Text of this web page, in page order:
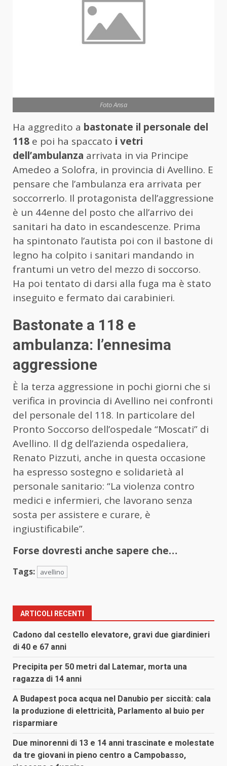
Foto Ansa
Ha aggredito a bastonate il personale del
118 e poi ha spaccato i vetri
dell’ambulanza arrivata in via Principe
Amedeo a Solofra, in provincia di Avellino. E
pensare che l’ambulanza era arrivata per
soccorrerlo. Il protagonista dell’aggressione
è un 44enne del posto che all’arrivo dei
sanitari ha dato in escandescenze. Prima
ha spintonato l’autista poi con il bastone di
legno ha colpito i sanitari mandando in
frantumi un vetro del mezzo di soccorso.
Ha poi tentato di darsi alla fuga ma è stato
inseguito e fermato dai carabinieri.
Bastonate a 118 e
ambulanza: l’ennesima
aggressione
È la terza aggressione in pochi giorni che si
verifica in provincia di Avellino nei confronti
del personale del 118. In particolare del
Pronto Soccorso dell’ospedale “Moscati” di
Avellino. Il dg dell’azienda ospedaliera,
Renato Pizzuti, anche in questa occasione
ha espresso sostegno e solidarietà al
personale sanitario: “La violenza contro
medici e infermieri, che lavorano senza
sosta per assistere e curare, è
ingiustificabile”.
Forse dovresti anche sapere che…
Tags: avellino
ARTICOLI RECENTI
Cadono dal cestello elevatore, gravi due giardinieri
di 40 e 67 anni
Precipita per 50 metri dal Latemar, morta una
ragazza di 14 anni
A Budapest poca acqua nel Danubio per siccità: cala
la produzione di elettricità, Parlamento al buio per
risparmiare
Due minorenni di 13 e 14 anni trascinate e molestate
da tre giovani in pieno centro a Campobasso,